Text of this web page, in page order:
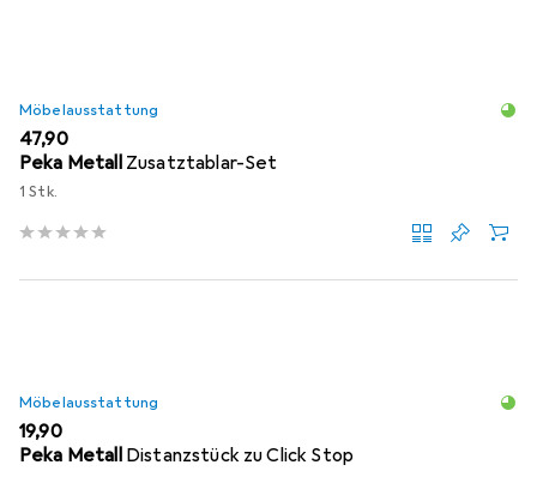
Möbelausstattung
EUR
47,90
Peka Metall Zusatztablar-Set
1 Stk.
Möbelausstattung
EUR
19,90
Peka Metall Distanzstück zu Click Stop